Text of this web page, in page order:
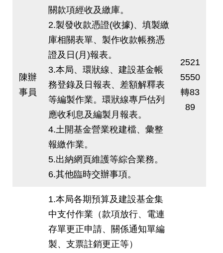
陳辦
事員
關款項經收及繳庫。
2.製發收款憑證(收據)、填製繳
庫相關表單、製作收款帳務憑
證及日(月)報表。
3.本局、環狀線、建設基金帳
務登錄及日報表、差額解釋表
等編製作業。環狀線專戶估列
應收利息及編製月報表。
4.土開基金營業稅建檔、彙整
報繳作業。
5.出納網頁維護等綜合業務。
6.其他臨時交辦事項。
2521
5550
轉83
89
1.本局各期預算及建設基金集
中支付作業（款項放行、電連
存單更正申請、關係通知單編
製、支票註銷更正等）